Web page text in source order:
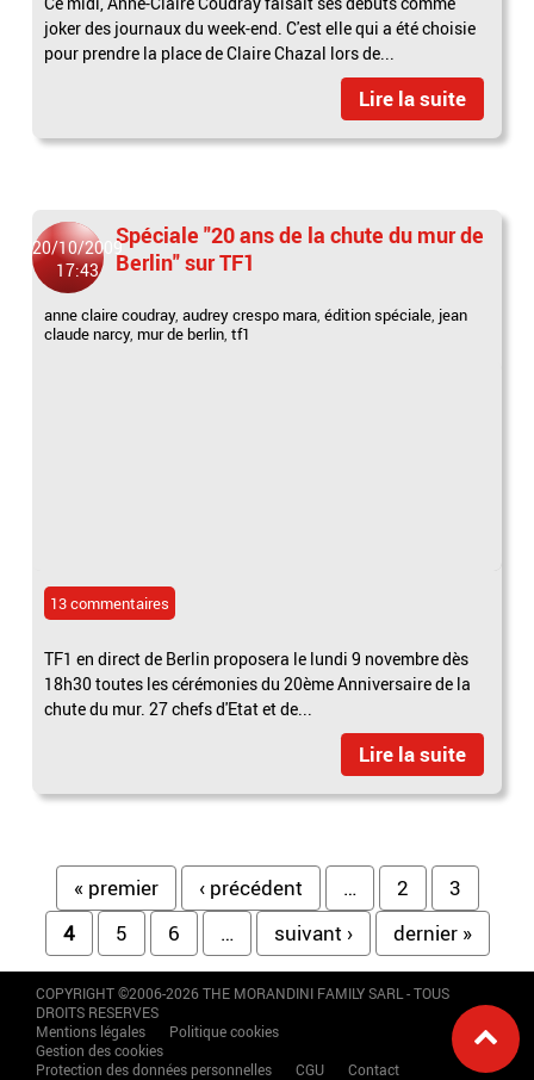
joker des journaux du week-end. C'est elle qui a été choisie
pour prendre la place de Claire Chazal lors de...
Lire la suite
20/10/2009
17:43
Spéciale "20 ans de la chute du mur de
Berlin" sur TF1
anne claire coudray,audrey crespo mara ,édition spéciale jean
claude narcy, mur de berlin ,tf1
13 commentaires
TF1 en direct de Berlin proposera le lundi 9 novembre dès
18h30 toutes les cérémonies du 20ème Anniversaire de la
chute du mur. 27 chefs d'Etat et de...
Lire la suite
Pages
« premier ‹ précédent … 2
3
4
5 6 … suivant › dernier »
COPYRIGHT ©2006-2026 THE MORANDINI FAMILY SARL - TOUS
DROITS RESERVES
Mentions légales
Politique cookies
Gestion des cookies
Protection des données personnelles
CGU Contact